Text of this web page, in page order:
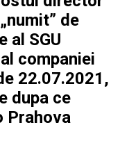
de
al SGU
companiei
22.07.2021,
dupa ce
Prahova